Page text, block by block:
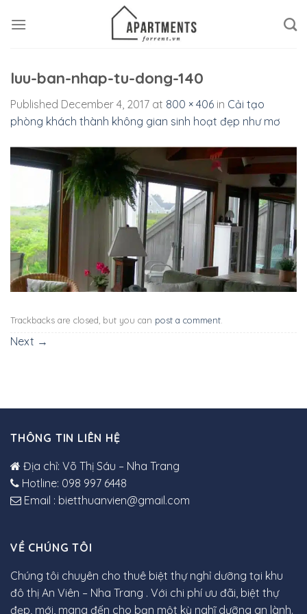
luu-ban-nhap-tu-dong-140
Published December 4, 2017 at 800 × 406 in Cải tạo
phòng khách thành không gian sinh hoạt đẹp như mơ
Trackbacks are closed, but you can post a comment
Next →
THÔNG TIN LIÊN HỆ
Địa chỉ: Võ Thị Sáu – Nha Trang
Hotline: 098 997 6448
Email : bietthuanvien@gmail.com
VỀ CHÚNG TÔI
Chúng tôi chuyên cho thuê biệt thự nghỉ dưỡng tại khu
đô thị An Viên – Nha Trang . Với chi phí ưu đãi, biệt thự
đẹp, mới, mang đến cho bạn một kỳ nghĩ dưỡng an lành.